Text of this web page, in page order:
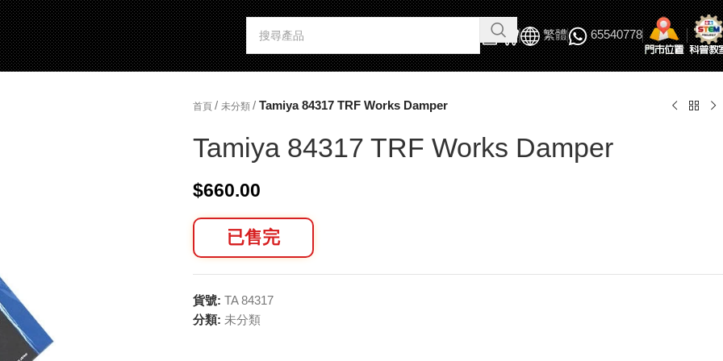
繁體 65540778
首頁 / 未分類 / Tamiya 84317 TRF Works Damper
Tamiya 84317 TRF Works Damper
$660.00
已售完
貨號: TA 84317
分類: 未分類